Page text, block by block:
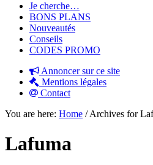
Je cherche…
BONS PLANS
Nouveautés
Conseils
CODES PROMO
Annoncer sur ce site
Mentions légales
Contact
You are here: Home /Archives for
Lafuma